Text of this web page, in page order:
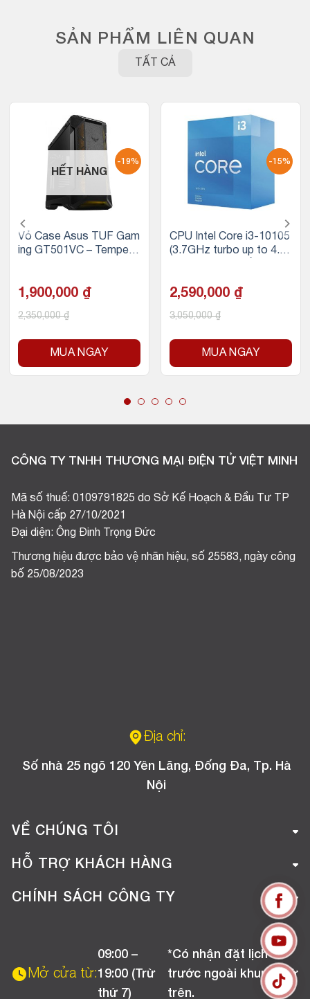
SẢN PHẨM LIÊN QUAN
TẤT CẢ
-19%
HẾT HÀNG
Vỏ Case Asus TUF Gam
ing GT501VC – Tempere
1,900,000 ₫
2,350,000₫
MUA NGAY
-15%
CPU Intel Core i3-10105
(3.7GHz turbo up to 4.4
2,590,000 ₫
3,050,000₫
MUA NGAY
CÔNG TY TNHH THƯƠNG MẠI ĐIỆN TỬ VIỆT MINH
Mã số thuế: 0109791825 do Sở Kế Hoạch & Đầu Tư TP
Hà Nội cấp 27/10/2021
Đại diện: Ông Đinh Trọng Đức
Thương hiệu được bảo vệ nhãn hiệu, số 25583, ngày công
bố 25/08/2023
Địa chỉ:
Số nhà 25 ngõ 120 Yên Lãng, Đống Đa, Tp. Hà
Nội
VỀ CHÚNG TÔI
Giới thiệu công ty
Tuyển dụng
HỖ TRỢ KHÁCH HÀNG
Hướng dẫn mua hàng online
Chương trình khuyến mãi
CHÍNH SÁCH CÔNG TY
Chính sách bảo hành
Mở cửa từ:
09:00 –
19:00 (Trừ
thứ 7)
*Có nhận đặt lịch
trước ngoài khung giờ
trên.